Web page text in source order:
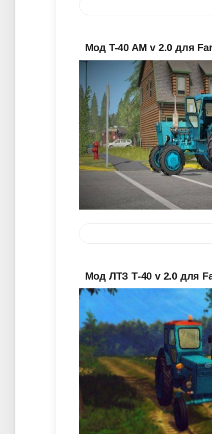
Мод T-40 AM v 2.0 для
Мод ЛТЗ Т-40 v 2.0 для